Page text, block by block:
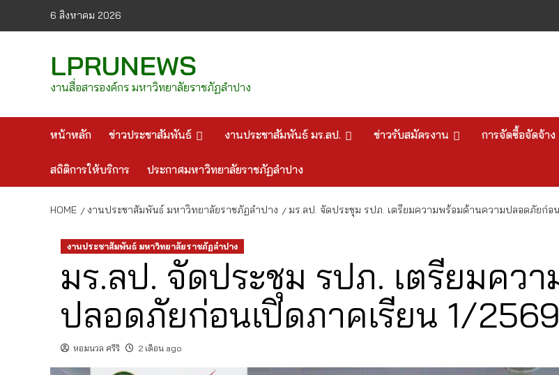
6 สิงหาคม 2026
LPRUNEWS
งานสื่อสารองค์กร มหาวิทยาลัยราชภัฏลำปาง
หน้าหลัก ข่าวประชาสัมพันธ์ งานประชาสัมพันธ์ มร.ลป. ข่าวรับสมัครงาน การจัดซื้อจัดจ้าง
สถิติการให้บริการ ประกาศมหาวิทยาลัยราชภัฏลำปาง
HOME งานประชาสัมพันธ์ มหาวิทยาลัยราชภัฏลำปาง มร.ลป. จัดประชุม รปภ. เตรียมความพร้อมด้านความปลอดภัยก่อ
งานประชาสัมพันธ์ มหาวิทยาลัยราชภัฏลำปาง
มร.ลป. จัดประชุม รปภ. เตรียมคว
ปลอดภัยก่อนเปิดภาคเรียน 1/2569
หอมนวล ศรีริ 2 เดือน ago